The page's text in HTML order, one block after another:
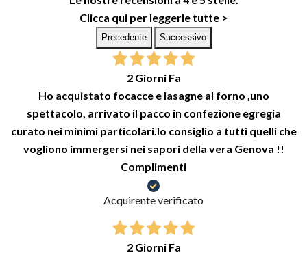
Clicca qui per leggerle tutte >
Precedente Successivo
2 Giorni Fa
Ho acquistato focacce e lasagne al forno ,uno
spettacolo, arrivato il pacco in confezione egregia
curato nei minimi particolari.lo consiglio a tutti quelli che
vogliono immergersi nei sapori della vera Genova !!
Complimenti
Acquirente verificato
2 Giorni Fa